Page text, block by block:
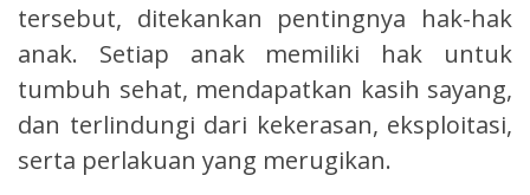
tersebut, ditekankan pentingnya hak-hak
anak. Setiap anak memiliki hak untuk
tumbuh sehat, mendapatkan kasih sayang,
dan terlindungi dari kekerasan, eksploitasi,
serta perlakuan yang merugikan.